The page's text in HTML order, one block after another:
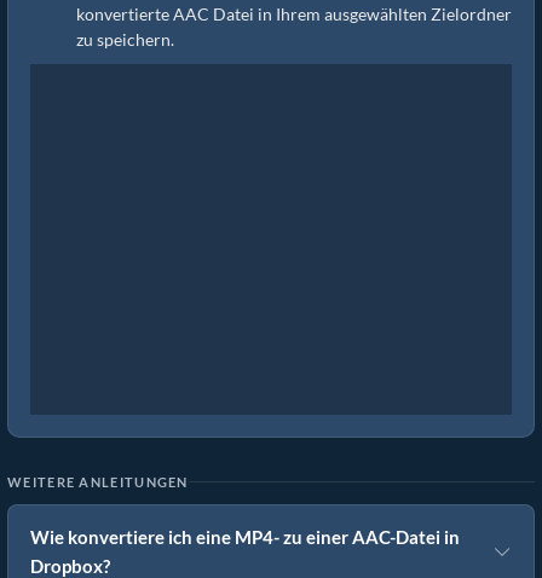
konvertierte AAC Datei in Ihrem ausgewählten Zielordner
zu speichern.
WEITERE ANLEITUNGEN
Wie konvertiere ich eine MP4- zu einer AAC-Datei in
Dropbox?